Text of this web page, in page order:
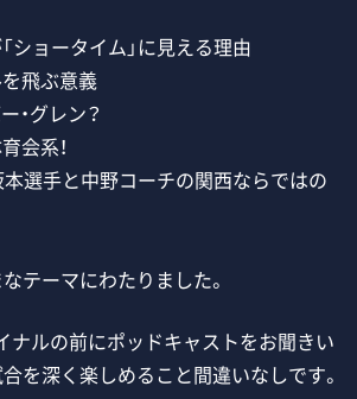
ショータイム」に見える理由
飛ぶ意義
・グレン？
会系！
本選手と中野コーチの関西ならではの
テーマにわたりました。
ナルの前にポッドキャストをお聞きい
を深く楽しめること間違いなしです。